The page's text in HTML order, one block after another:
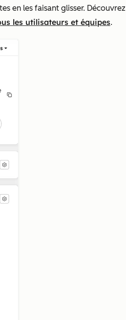
en les faisant glisser. Découvrez
les utilisateurs et équipes.